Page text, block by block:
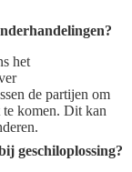
het
de partijen om
te komen. Dit kan
geschiloplossing?